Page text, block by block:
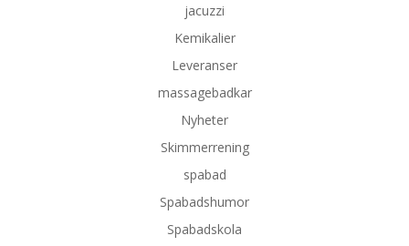
jacuzzi
Kemikalier
Leveranser
massagebadkar
Nyheter
Skimmerrening
spabad
Spabadshumor
Spabadskola